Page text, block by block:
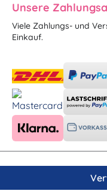
Unsere
Viele Zahlungs- und
Einkauf.